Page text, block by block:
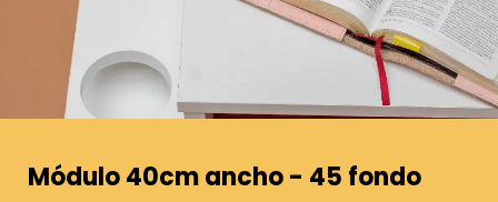
Módulo 40cm ancho - 45 fondo